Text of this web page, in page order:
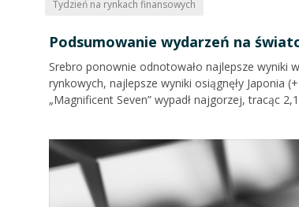
Tydzień na rynkach finansowych
Podsumowanie wydarzeń na
Srebro ponownie odnotowało najlepsze wyniki
rynkowych, najlepsze wyniki osiągnęły Japonia
„Magnificent Seven” wypadł najgorzej, tracąc